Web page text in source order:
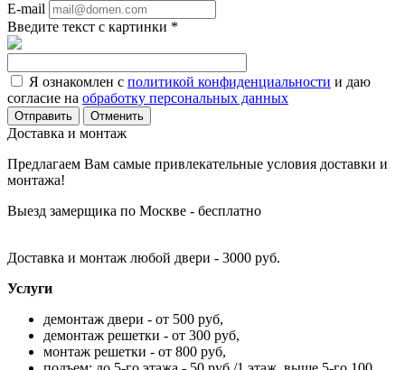
E-mail
Введите текст с картинки *
Я ознакомлен с политикой конфиденциальности и даю
согласие на обработку персональных данных
Отменить
Доставка и монтаж
Предлагаем Вам самые привлекательные условия доставки и
монтажа!
Выезд замерщика по Москве - бесплатно
Доставка и монтаж любой двери - 3000 руб.
Услуги
демонтаж двери - от 500 руб,
демонтаж решетки - от 300 руб,
монтаж решетки - от 800 руб,